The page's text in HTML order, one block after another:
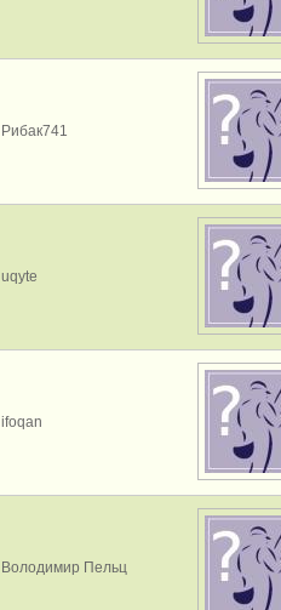
Рибак741
uqyte
ifoqan
Володимир Пельц